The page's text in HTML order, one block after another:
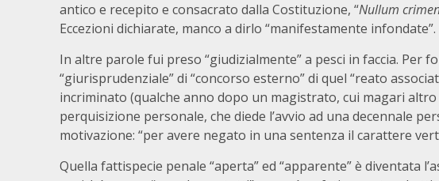
antico e recepito e consacrato dalla Costituzione, “Nullum
Eccezioni dichiarate, manco a dirlo “manifestamente infondate”.
In altre parole fui preso “giudizialmente” a pesci in faccia. Per
“giurisprudenziale” di “concorso esterno” di quel “reato
incriminato (qualche anno dopo un magistrato, cui magari
perquisizione personale, che diede l’avvio ad una decennale
motivazione: “per avere negato in una sentenza il carattere
Quella fattispecie penale “aperta” ed “apparente” è diventata